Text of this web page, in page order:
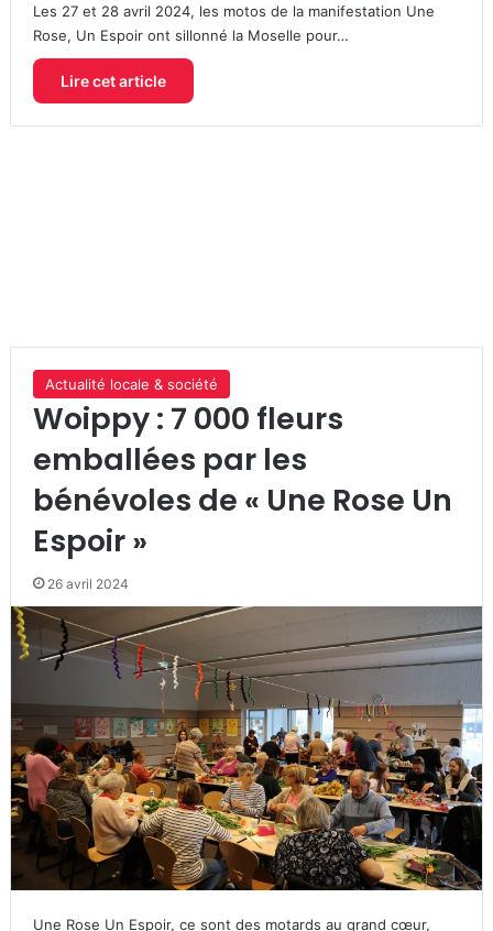
Les 27 et 28 avril 2024, les motos de la manifestation Une
Rose, Un Espoir ont sillonné la Moselle pour…
Lire cet article
Actualité locale & société
Woippy : 7 000 fleurs
emballées par les
bénévoles de « Une Rose Un
Espoir »
26 avril 2024
Une Rose Un Espoir, ce sont des motards au grand cœur,